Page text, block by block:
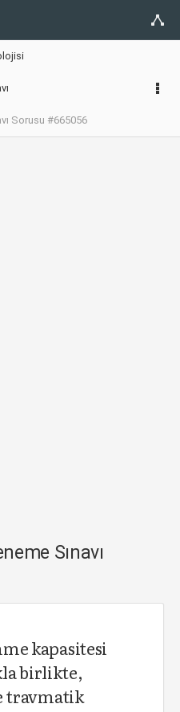
Sorusu #665056
Sınavı
kapasitesi
birlikte,
travmatik